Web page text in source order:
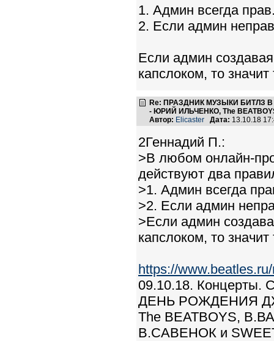
1. Админ всегда
2. Если админ
Если админ
капслоком, то
Re: ПРАЗДНИК МУЗЫКИ БИТЛЗ
- ЮРИЙ ИЛЬЧЕНКО, The
Автор: Elicaster Дата: 13.10.18
2Геннадий П.:
>В любом онлайн-
действуют два
>1. Админ всегда
>2. Если админ
>Если админ
капслоком, то
https://
09.10.18.
ДЕНЬ РОЖДЕНИЯ
The BEATBOYS,
В.САВЕНОК и